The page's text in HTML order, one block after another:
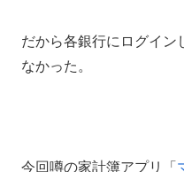
だから各銀行にログイン
なかった。
今回噂の家計簿アプリ「